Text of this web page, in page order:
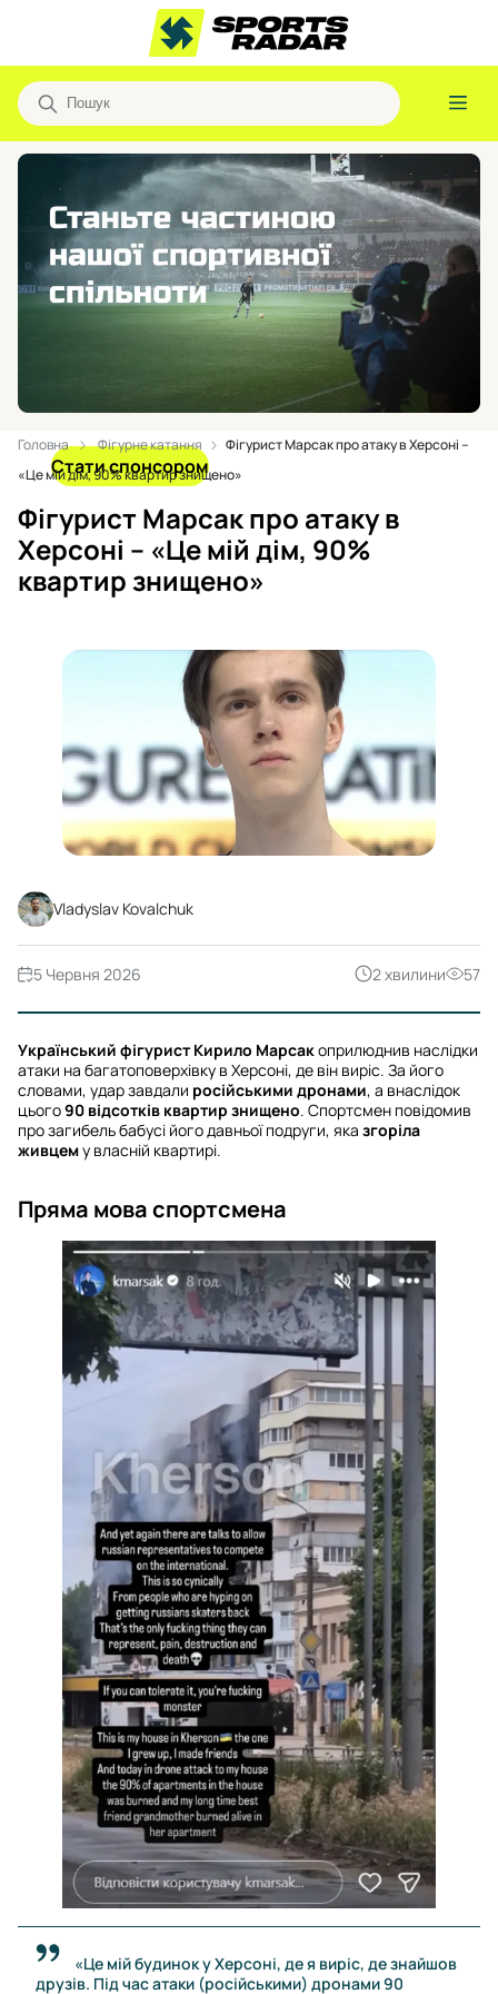
Стати спонсором
Головна Фігурне катання
Фігурист Марсак про атаку в Херсоні –
«Це мій дім, 90% квартир знищено»
Фігурист Марсак про атаку в
Херсоні – «Це мій дім, 90%
квартир знищено»
Vladyslav Kovalchuk
2 хвилини 57
5 Червня 2026
Український фігурист Кирило Марсакоприлюднив наслідки
атаки на багатоповерхівку в Херсоні, де він виріс. За його
словами, удар завдали російськими дронами, а внаслідок
цього90 відсотків квартир знищено. Спортсмен повідомив
про загибель бабусі його давньої подруги, яка згоріла
живцему власній квартирі.
Пряма мова спортсмена
«Це мій будинок у Херсоні, де я виріс, де знайшов
друзів. Під час атаки (російськими) дронами 90